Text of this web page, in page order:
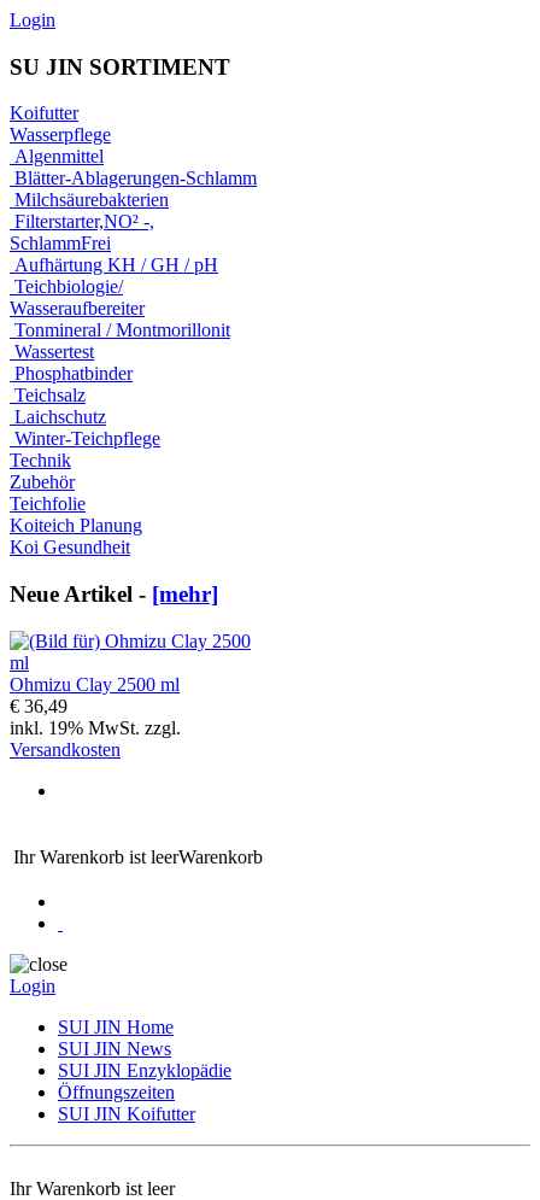
Login
SU JIN SORTIMENT
Koifutter
Wasserpflege
Algenmittel
Blätter-Ablagerungen-Schlamm
Milchsäurebakterien
Filterstarter,NO² -,
SchlammFrei
Aufhärtung KH / GH / pH
Teichbiologie/
Wasseraufbereiter
Tonmineral / Montmorillonit
Wassertest
Phosphatbinder
Teichsalz
Laichschutz
Winter-Teichpflege
Technik
Zubehör
Teichfolie
Koiteich Planung
Koi Gesundheit
Neue Artikel - [mehr]
Ohmizu Clay 2500 ml
€ 36,49
inkl. 19% MwSt. zzgl.
Versandkosten
Ihr Warenkorb ist leerWarenkorb
Login
SUI JIN Home
SUI JIN News
SUI JIN Enzyklopädie
Öffnungszeiten
SUI JIN Koifutter
Ihr Warenkorb ist leer